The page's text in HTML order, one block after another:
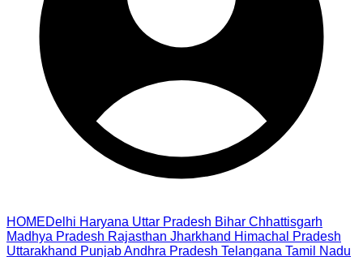
HOMEDelhi Haryana Uttar Pradesh Bihar Chhattisgarh
Madhya Pradesh Rajasthan Jharkhand Himachal Pradesh
Uttarakhand PunjabAndhra Pradesh Telangana Tamil Nadu